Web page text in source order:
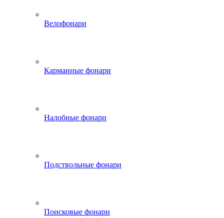
Велофонари
Карманные фонари
Налобные фонари
Подствольные фонари
Поисковые фонари